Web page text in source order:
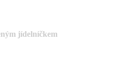
jídelníčkem